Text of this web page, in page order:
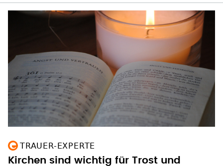
TRAUER-EXPERTE
Kirchen sind wichtig für Trost und